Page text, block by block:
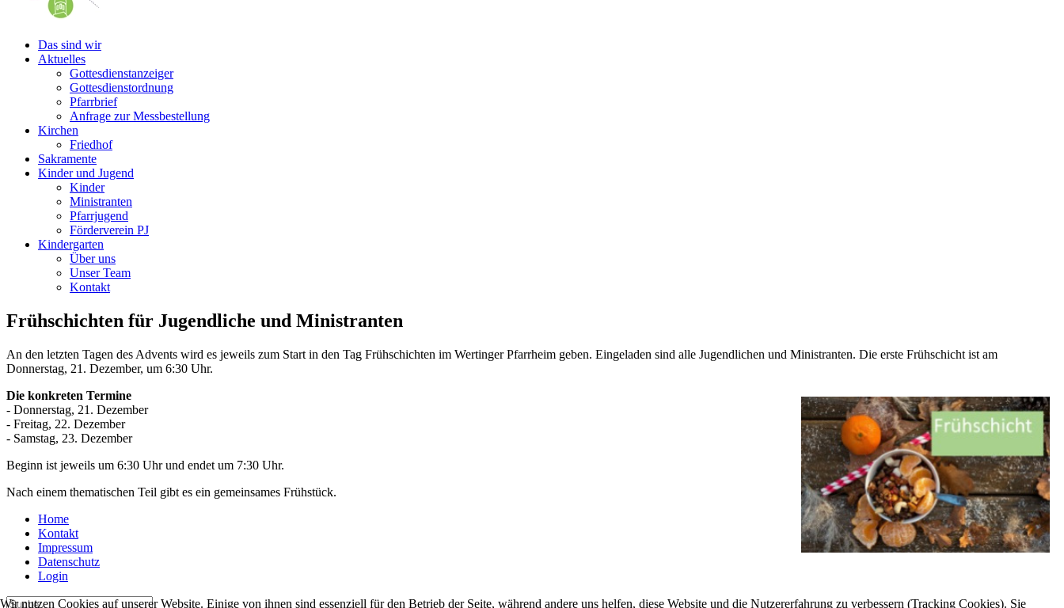
Das sind wir
Aktuelles
Gottesdienstanzeiger
Gottesdienstordnung
Pfarrbrief
Anfrage zur Messbestellung
Kirchen
Friedhof
Sakramente
Kinder und Jugend
Kinder
Ministranten
Pfarrjugend
Förderverein PJ
Kindergarten
Über uns
Unser Team
Kontakt
Frühschichten für Jugendliche und Ministranten
An den letzten Tagen des Advents wird es jeweils zum Start in den Tag Frühschichten im Wertinger Pfarrheim geben. Eingeladen sind alle Jugendlichen und Ministranten. Die erste Frühschicht ist am
Donnerstag, 21. Dezember, um 6:30 Uhr.
Die konkreten Termine
- Donnerstag, 21. Dezember
- Freitag, 22. Dezember
- Samstag, 23. Dezember
Beginn ist jeweils um 6:30 Uhr und endet um 7:30 Uhr.
Nach einem thematischen Teil gibt es ein gemeinsames Frühstück.
Home
Kontakt
Impressum
Datenschutz
Login
Wir nutzen Cookies auf unserer Website. Einige von ihnen sind essenziell für den Betrieb der Seite, während andere uns helfen, diese Website und die Nutzererfahrung zu verbessern (Tracking Cookies). Sie